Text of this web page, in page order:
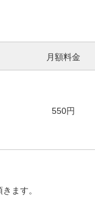
月額料金
550円
ます。